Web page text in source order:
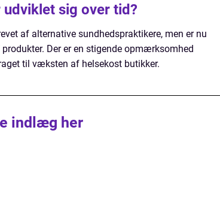
sig over tid?
af alternative sundhedspraktikere, men er nu
Der er en stigende opmærksomhed
til væksten af helsekost butikker.
indlæg her